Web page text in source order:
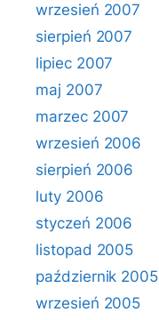
wrzesień 2007
sierpień 2007
lipiec 2007
maj 2007
marzec 2007
wrzesień 2006
sierpień 2006
luty 2006
styczeń 2006
listopad 2005
październik 2005
wrzesień 2005